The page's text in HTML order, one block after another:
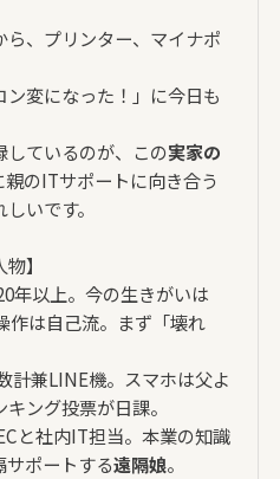
、プリンター、マイナポ
ン変になった！」に今日も
しているのが、この実家の
のITサポートに向き合う
いです。
】
年以上。今の生きがいは
作は自己流。まず「壊れ
計兼LINE機。スマホは父よ
ング投票が日課。
と社内IT担当。本業の知識
サポートする遠隔娘。